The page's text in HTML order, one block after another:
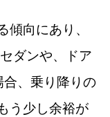
傾向にあり、
ダンや、ドア
、乗り降りの
う少し余裕が